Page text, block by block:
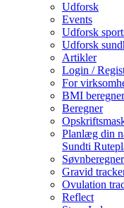
Udforsk
Events
Udforsk
Udforsk
Artikler
Login /
For
BMI beregner
Beregner
Planlæg din
Sundti
Søvnberegner
Gravid
Ovulation
Reflect